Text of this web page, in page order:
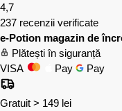
4,7
237 recenzii verificate
e-Potion magazin de
Plătești în siguranță
VISA
Pay Pay
Gratuit > 149 lei